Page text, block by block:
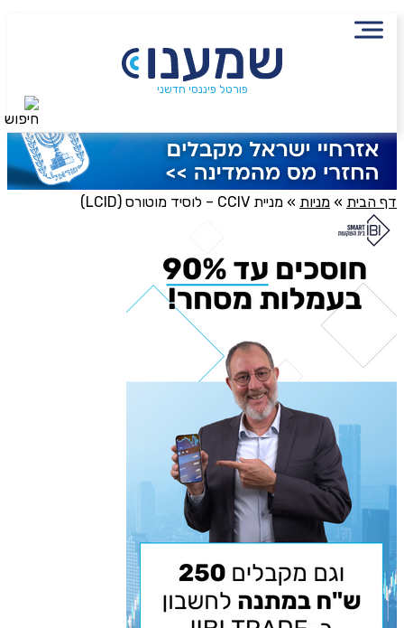
פורטל פיננסי חדשני
דף הבית » מניות » מניית CCIV – לוסיד מוטורס (LCID)
חיפוש